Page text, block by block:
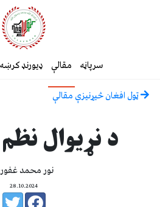
سرپاڼه مقالې ډیورنډ کرښه
ټول افغان څیړنیزې مقالې
د نړیوال
نور محمد
28.10.2024